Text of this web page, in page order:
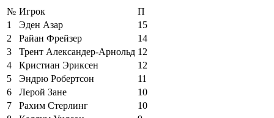
№ Игрок
П
1
Эден Азар
15
2
Райан Фрейзер
14
3
Трент Александер-Арнольд 12
4
Кристиан Эриксен
12
5
Эндрю Робертсон
11
6
Лерой Зане
10
7
Рахим Стерлинг
10